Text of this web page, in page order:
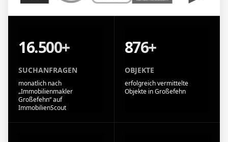
16.500+
SUCHANFRAGEN
monatlich nach
„Immobilienmakler
Großefehn“ auf
ImmobilienScout
876+
OBJEKTE
erfolgreich vermittelte
Objekte in Großefehn